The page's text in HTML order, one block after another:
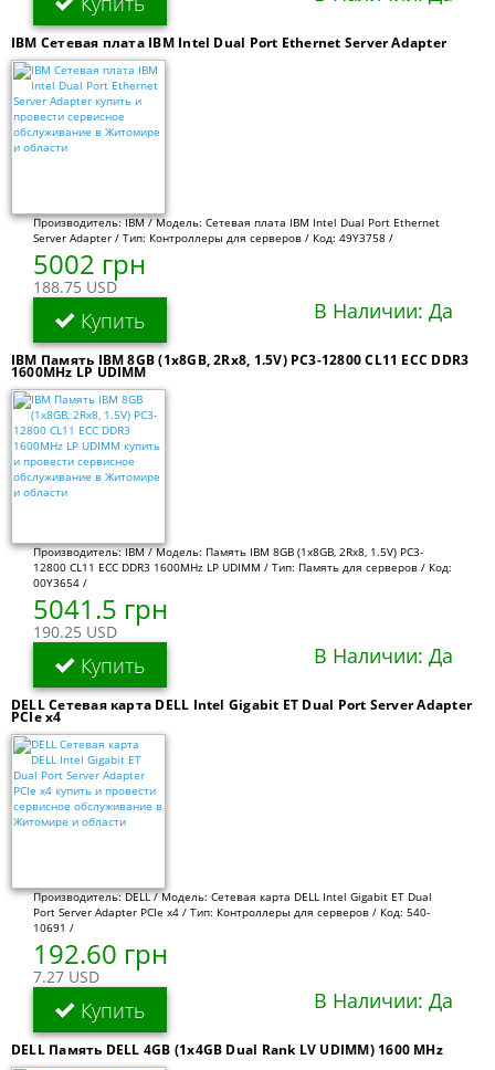
IBM Сетевая плата IBM Intel Dual Port Ethernet Server Adapter
Производитель: IBM / Модель: Сетевая плата IBM Intel Dual Port Ethernet
Server Adapter / Тип: Контроллеры для серверов / Код: 49Y3758 /
5002 грн
188.75 USD
Купить В Наличии: Да
IBM Память IBM 8GB (1x8GB, 2Rx8, 1.5V) PC3-12800 CL11 ECC DDR3
1600MHz LP UDIMM
Производитель: IBM / Модель: Память IBM 8GB (1x8GB, 2Rx8, 1.5V) PC3-
12800 CL11 ECC DDR3 1600MHz LP UDIMM / Тип: Память для серверов / Код:
00Y3654 /
5041.5 грн
190.25 USD
Купить В Наличии: Да
DELL Сетевая карта DELL Intel Gigabit ET Dual Port Server Adapter
PCIe x4
Производитель: DELL / Модель: Сетевая карта DELL Intel Gigabit ET Dual
Port Server Adapter PCIe x4 / Тип: Контроллеры для серверов / Код: 540-
10691 /
192.60 грн
7.27 USD
Купить В Наличии: Да
DELL Память DELL 4GB (1x4GB Dual Rank LV UDIMM) 1600 MHz